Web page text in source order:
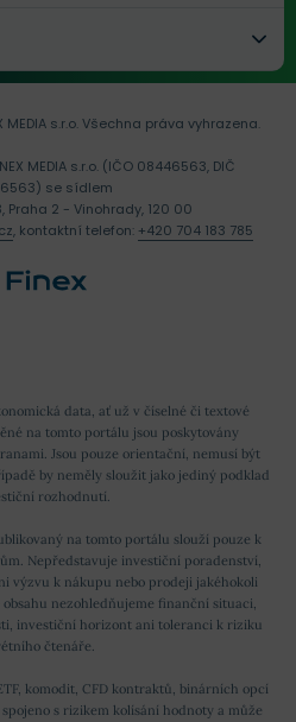
data, ať už v číselné či textové
na tomto portálu jsou poskytovány
Jsou pouze orientační, nemusí být
by neměly sloužit jako jediný podklad
rozhodnutí.
na tomto portálu slouží pouze k
Nepředstavuje investiční poradenství,
výzvu k nákupu nebo prodeji jakéhokoli
nezohledňujeme finanční situaci,
investiční horizont ani toleranci k riziku
čtenáře.
komodit, CFD kontraktů, binárních opcí
s rizikem kolísání hodnoty a může
s.r.o.Všechna práva vyhrazena.
MEDIA s.r.o. (IČO 08446563, DIČ
se sídlem
Praha 2 - Vinohrady, 120 00
, kontaktní telefon: +420 704 183 785